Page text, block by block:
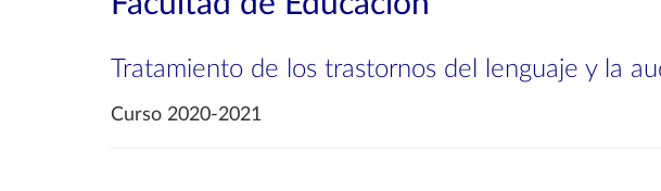
Tratamiento de los trastornos del lenguaje y la
Curso 2020-2021